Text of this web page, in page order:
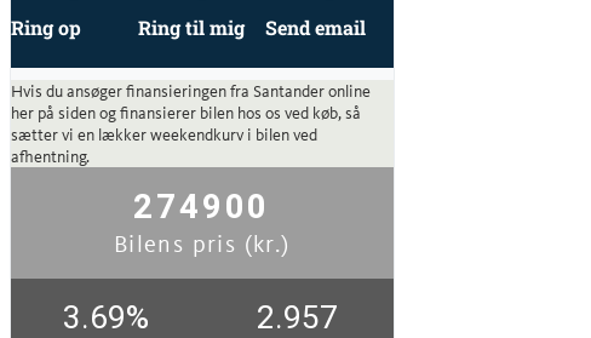
Ring op Ring til mig Send email
Hvis du ansøger finansieringen fra Santander online
her på siden og finansierer bilen hos os ved køb, så
sætter vi en lækker weekendkurv i bilen ved
afhentning.
274900
Bilens pris (kr.)
3.69% 2.957